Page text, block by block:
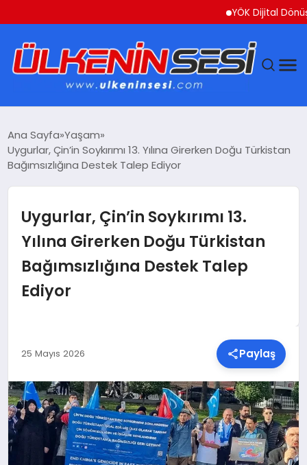
YÖK Dijital Dönüşüm
EKONOMI
MAGAZIN
SAĞLIK
SIYASET
YAŞAM
MALATYA HABERLERI
Ana Sayfa Yaşam
Uygurlar, Çin’in Soykırımı 13. Yılına Girerken Doğu Türkistan
Bağımsızlığına Destek Talep Ediyor
Uygurlar, Çin’in Soykırımı 13.
Yılına Girerken Doğu Türkistan
Bağımsızlığına Destek Talep
Ediyor
25 Mayıs 2026 Paylaş